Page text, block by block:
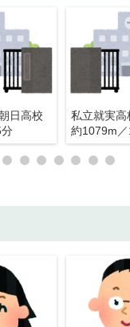
日高校
私立就実高
約1079m